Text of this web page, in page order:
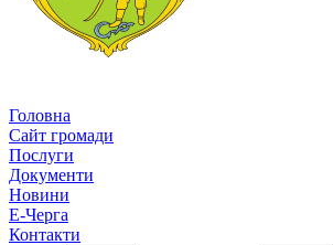
Головна
Сайт громади
Послуги
Документи
Новини
Е-Черга
Контакти